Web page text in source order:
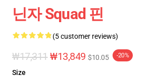
닌자 Squad 핀
(5 customer reviews)
₩17,311 ₩13,849 $10.05 -20%
Size